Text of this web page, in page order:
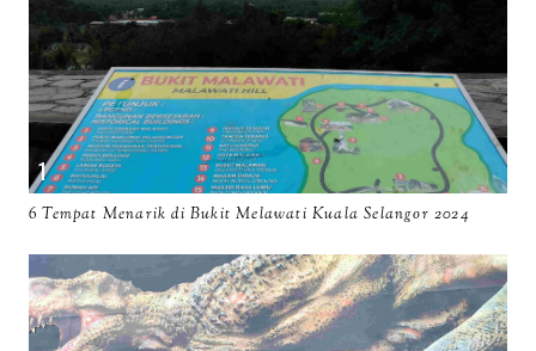
6 Tempat Menarik di Bukit Melawati Kuala Selangor 2024